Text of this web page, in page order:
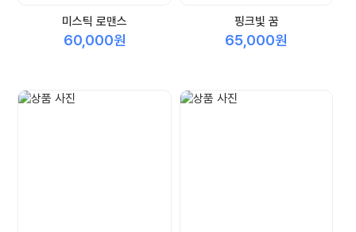
미스틱 로맨스
60,000원
핑크빛 꿈
65,000원